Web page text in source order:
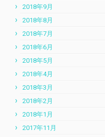
2018年9月
2018年8月
2018年7月
2018年6月
2018年5月
2018年4月
2018年3月
2018年2月
2018年1月
2017年11月